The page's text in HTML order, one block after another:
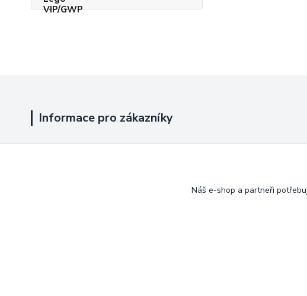
Informace pro zákazníky
Náš e-shop a partneři